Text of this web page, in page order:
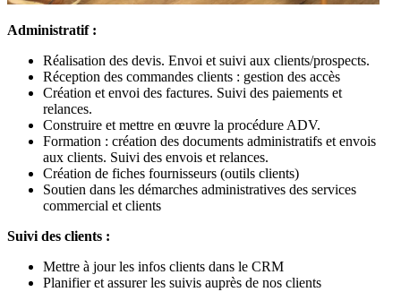
Administratif :
Réalisation des devis. Envoi et suivi aux clients/prospects.
Réception des commandes clients : gestion des accès
Création et envoi des factures. Suivi des paiements et
relances.
Construire et mettre en œuvre la procédure ADV.
Formation : création des documents administratifs et envois
aux clients. Suivi des envois et relances.
Création de fiches fournisseurs (outils clients)
Soutien dans les démarches administratives des services
commercial et clients
Suivi des clients :
Mettre à jour les infos clients dans le CRM
Planifier et assurer les suivis auprès de nos clients